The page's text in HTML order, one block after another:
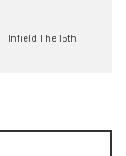
Infield The 15th